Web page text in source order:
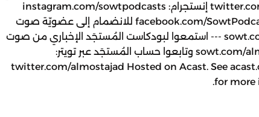
تويتر: twitter.com/sowt إنستجرام: instagram.com/sowtpodcasts
فيسبوك: facebook.com/SowtPodcasts للانضمام إلى عضويّة صوت
بلس sowt.com/plus --- استمعوا لبودكاست المُستجَد الإخباري من صوت
عبر: sowt.com/almostajad وتابعوا حساب المُستجَد عبر تويتر:
twitter.com/almostajad Hosted on Acast. See
for more